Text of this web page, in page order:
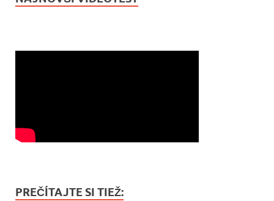
PREČÍTAJTE SI TIEŽ: